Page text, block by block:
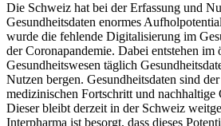
Die Schweiz hat bei der Erfassung und
Gesundheitsdaten enormes
wurde die fehlende Digitalisierung im
der Coronapandemie. Dabei entstehen im
Gesundheitswesen täglich
Nutzen bergen. Gesundheitsdaten sind
medizinischen Fortschritt und nachhaltige
Dieser bleibt derzeit in der Schweiz
Interpharma ist besorgt, dass dieses